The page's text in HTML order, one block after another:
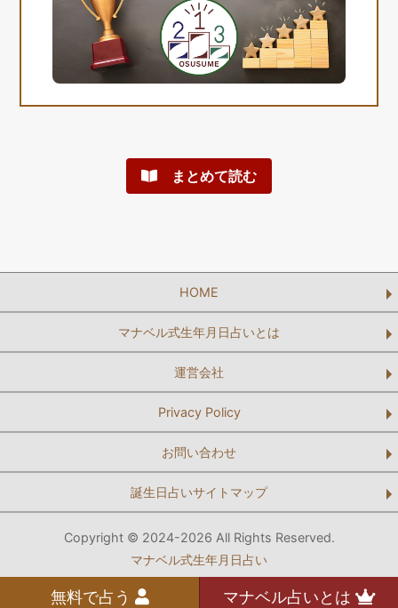
まとめて読む
HOME
マナベル式生年月日占いとは
運営会社
Privacy Policy
お問い合わせ
誕生日占いサイトマップ
Copyright © 2024-2026 All Rights Reserved.
マナベル式生年月日占い
無料で占う マナベル占いとは